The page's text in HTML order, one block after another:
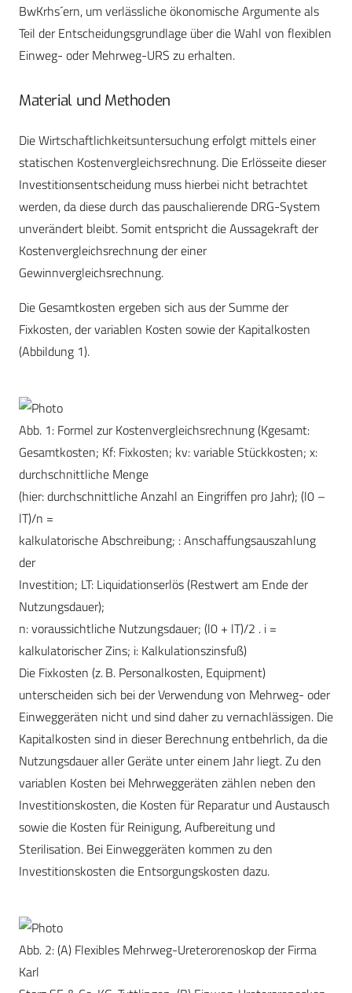
BwKrhs´ern, um verlässliche ökonomische Argumente als
Teil der Entscheidungsgrundlage über die Wahl von flexiblen
Einweg- oder Mehrweg-URS zu erhalten.
Material und Methoden
Die Wirtschaftlichkeitsuntersuchung erfolgt mittels einer
statischen Kostenvergleichsrechnung. Die Erlösseite dieser
Investitionsentscheidung muss hierbei nicht betrachtet
werden, da diese durch das pauschalierende DRG-System
unverändert bleibt. Somit entspricht die Aussagekraft der
Kostenvergleichsrechnung der einer
Gewinnvergleichsrechnung.
Die Gesamtkosten ergeben sich aus der Summe der
Fixkosten, der variablen Kosten sowie der Kapitalkosten
(Abbildung 1).
Abb. 1: Formel zur Kostenvergleichsrechnung (Kgesamt:
Gesamtkosten; Kf: Fixkosten; kv: variable Stückkosten; x:
durchschnittliche Menge
(hier: durchschnittliche Anzahl an Eingriffen pro Jahr); (l0 –
lT)/n =
kalkulatorische Abschreibung; : Anschaffungsauszahlung
der
Investition; LT: Liquidationserlös (Restwert am Ende der
Nutzungsdauer);
n: voraussichtliche Nutzungsdauer; (l0 + lT)/2 . i =
kalkulatorischer Zins; i: Kalkulationszinsfuß)
Die Fixkosten (z. B. Personalkosten, Equipment)
unterscheiden sich bei der Verwendung von Mehrweg- oder
Einweggeräten nicht und sind daher zu vernachlässigen. Die
Kapitalkosten sind in dieser Berechnung entbehrlich, da die
Nutzungsdauer aller Geräte unter einem Jahr liegt. Zu den
variablen Kosten bei Mehrweggeräten zählen neben den
Investitionskosten, die Kosten für Reparatur und Austausch
sowie die Kosten für Reinigung, Aufbereitung und
Sterilisation. Bei Einweggeräten kommen zu den
Investitionskosten die Entsorgungskosten dazu.
Abb. 2: (A) Flexibles Mehrweg-Ureterorenoskop der Firma
Karl